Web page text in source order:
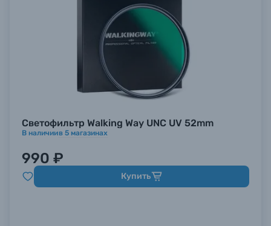
Светофильтр Walking Way UNC UV 52mm
В наличиив 5 магазинах
990 ₽
Купить